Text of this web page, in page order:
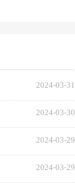
2024-03-31
2024-03-30
2024-03-29
2024-03-29